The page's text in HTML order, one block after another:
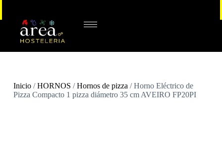
Inicio/HORNOS /Hornos de pizza / Horno Eléctrico de
Pizza Compacto 1 pizza diámetro 35 cm AVEIRO FP20PI